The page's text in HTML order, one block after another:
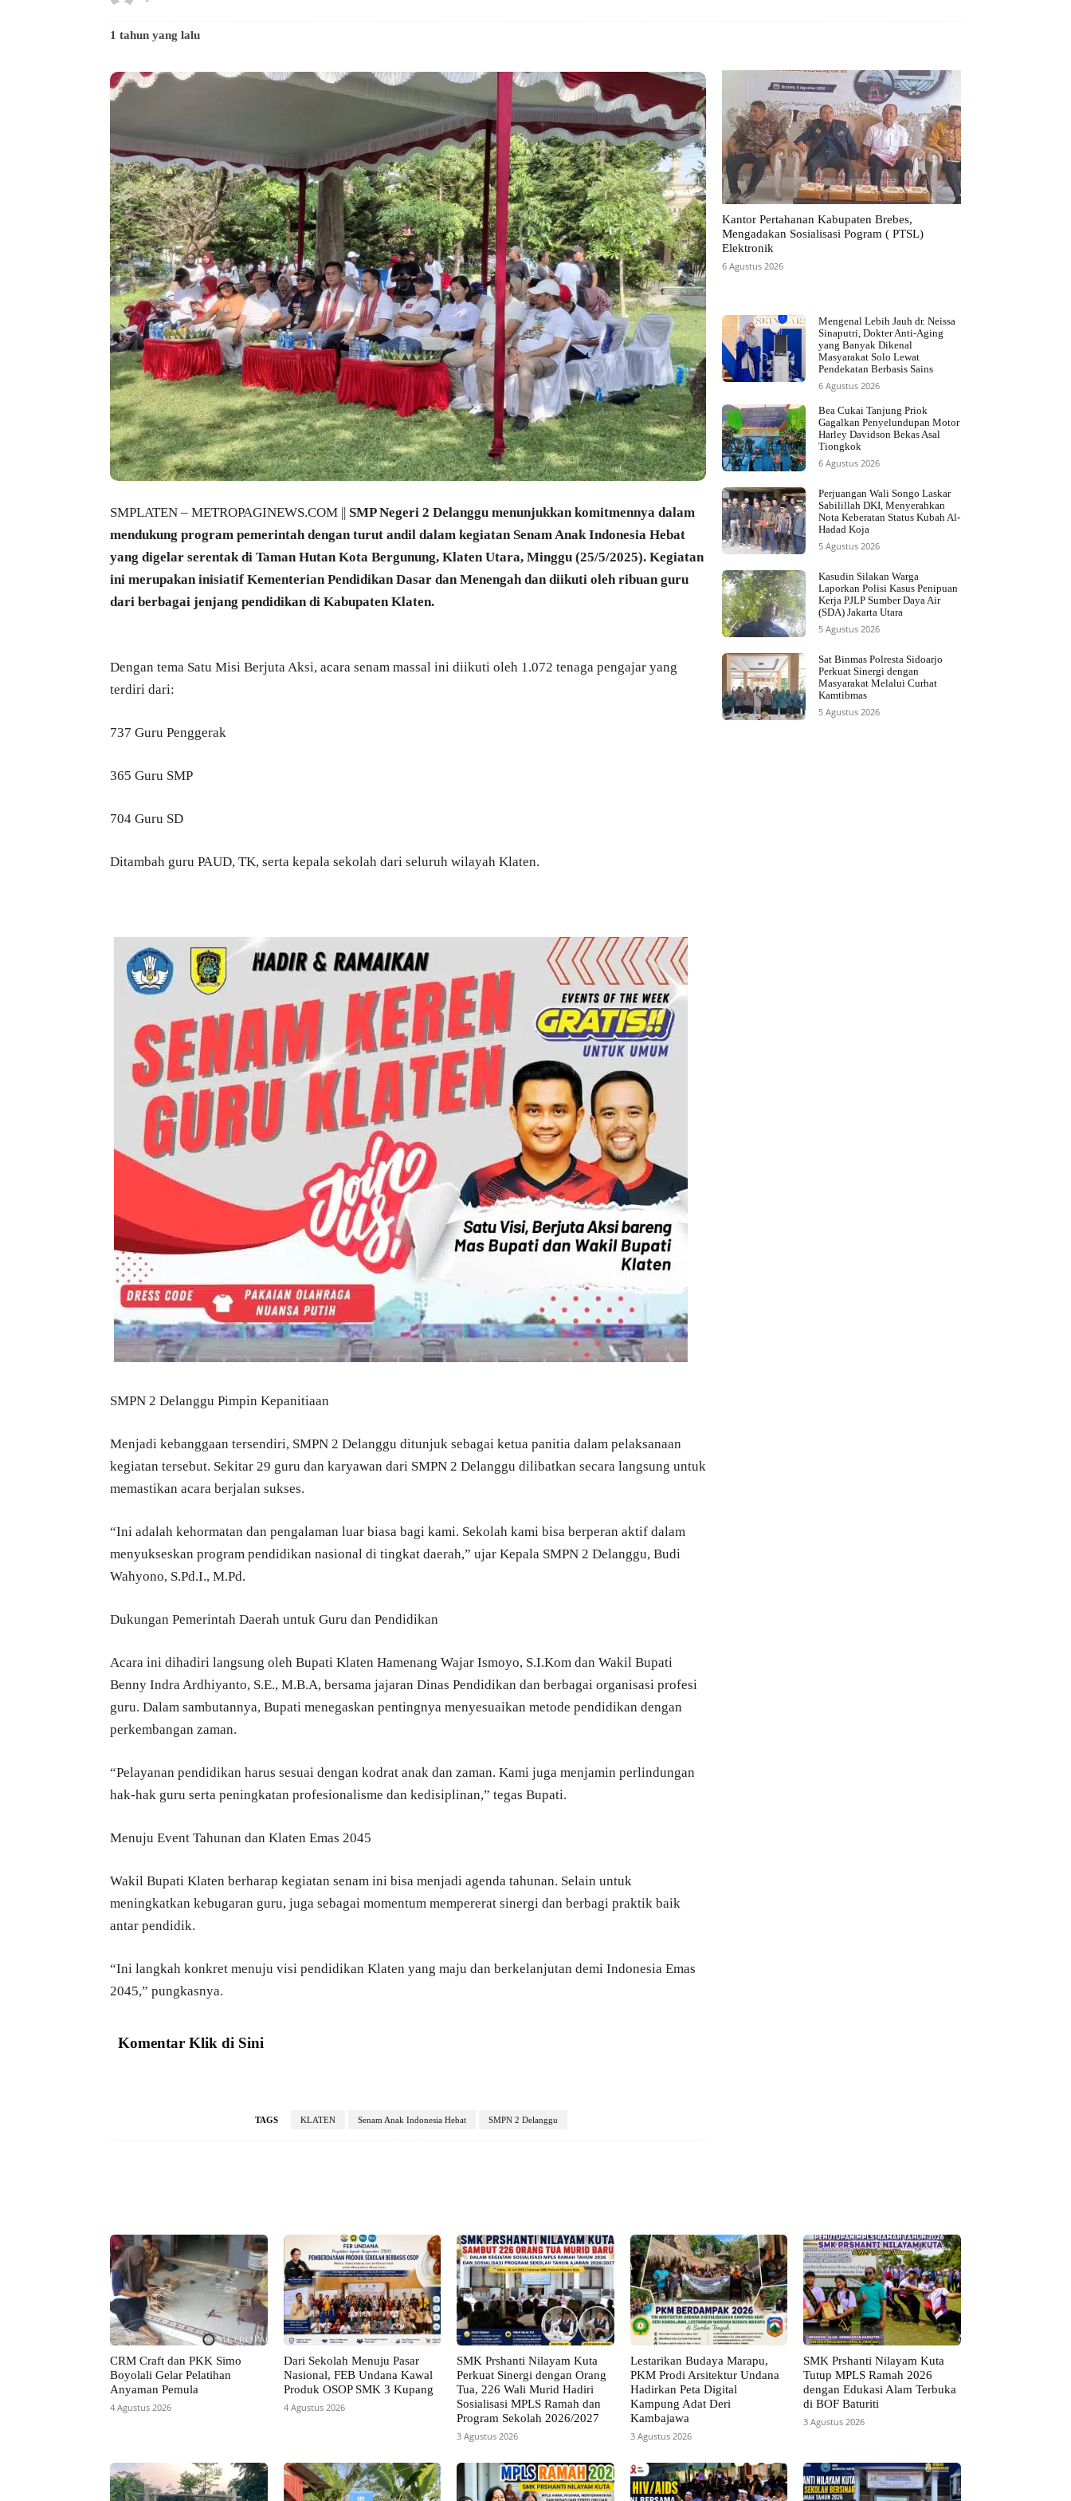
1 tahun yang lalu
SMPLATEN – METROPAGINEWS.COM || SMP Negeri 2 Delanggu menunjukkan komitmennya dalam
mendukung program pemerintah dengan turut andil dalam kegiatan Senam Anak Indonesia Hebat
yang digelar serentak di Taman Hutan Kota Bergunung, Klaten Utara, Minggu (25/5/2025). Kegiatan
ini merupakan inisiatif Kementerian Pendidikan Dasar dan Menengah dan diikuti oleh ribuan guru
dari berbagai jenjang pendidikan di Kabupaten Klaten.
Dengan tema Satu Misi Berjuta Aksi, acara senam massal ini diikuti oleh 1.072 tenaga pengajar yang
terdiri dari:
737 Guru Penggerak
365 Guru SMP
704 Guru SD
Ditambah guru PAUD, TK, serta kepala sekolah dari seluruh wilayah Klaten.
SMPN 2 Delanggu Pimpin Kepanitiaan
Menjadi kebanggaan tersendiri, SMPN 2 Delanggu ditunjuk sebagai ketua panitia dalam pelaksanaan
kegiatan tersebut. Sekitar 29 guru dan karyawan dari SMPN 2 Delanggu dilibatkan secara langsung untuk
memastikan acara berjalan sukses.
“Ini adalah kehormatan dan pengalaman luar biasa bagi kami. Sekolah kami bisa berperan aktif dalam
menyukseskan program pendidikan nasional di tingkat daerah,” ujar Kepala SMPN 2 Delanggu, Budi
Wahyono, S.Pd.I., M.Pd.
Dukungan Pemerintah Daerah untuk Guru dan Pendidikan
Acara ini dihadiri langsung oleh Bupati Klaten Hamenang Wajar Ismoyo, S.I.Kom dan Wakil Bupati
Benny Indra Ardhiyanto, S.E., M.B.A, bersama jajaran Dinas Pendidikan dan berbagai organisasi profesi
guru. Dalam sambutannya, Bupati menegaskan pentingnya menyesuaikan metode pendidikan dengan
perkembangan zaman.
“Pelayanan pendidikan harus sesuai dengan kodrat anak dan zaman. Kami juga menjamin perlindungan
hak-hak guru serta peningkatan profesionalisme dan kedisiplinan,” tegas Bupati.
Menuju Event Tahunan dan Klaten Emas 2045
Wakil Bupati Klaten berharap kegiatan senam ini bisa menjadi agenda tahunan. Selain untuk
meningkatkan kebugaran guru, juga sebagai momentum mempererat sinergi dan berbagi praktik baik
antar pendidik.
“Ini langkah konkret menuju visi pendidikan Klaten yang maju dan berkelanjutan demi Indonesia Emas
2045,” pungkasnya.
Komentar Klik di Sini
TAGS KLATEN Senam Anak Indonesia Hebat SMPN 2 Delanggu
Kantor Pertahanan Kabupaten Brebes,
Mengadakan Sosialisasi Pogram ( PTSL)
Elektronik
6 Agustus 2026
Mengenal Lebih Jauh dr. Neissa
Sinaputri, Dokter Anti-Aging
yang Banyak Dikenal
Masyarakat Solo Lewat
Pendekatan Berbasis Sains
6 Agustus 2026
Bea Cukai Tanjung Priok
Gagalkan Penyelundupan Motor
Harley Davidson Bekas Asal
Tiongkok
6 Agustus 2026
Perjuangan Wali Songo Laskar
Sabilillah DKI, Menyerahkan
Nota Keberatan Status Kubah Al-
Hadad Koja
5 Agustus 2026
Kasudin Silakan Warga
Laporkan Polisi Kasus Penipuan
Kerja PJLP Sumber Daya Air
(SDA) Jakarta Utara
5 Agustus 2026
Sat Binmas Polresta Sidoarjo
Perkuat Sinergi dengan
Masyarakat Melalui Curhat
Kamtibmas
5 Agustus 2026
CRM Craft dan PKK Simo
Boyolali Gelar Pelatihan
Anyaman Pemula
4 Agustus 2026
Dari Sekolah Menuju Pasar
Nasional, FEB Undana Kawal
Produk OSOP SMK 3 Kupang
4 Agustus 2026
SMK Prshanti Nilayam Kuta
Perkuat Sinergi dengan Orang
Tua, 226 Wali Murid Hadiri
Sosialisasi MPLS Ramah dan
Program Sekolah 2026/2027
3 Agustus 2026
Lestarikan Budaya Marapu,
PKM Prodi Arsitektur Undana
Hadirkan Peta Digital
Kampung Adat Deri
Kambajawa
3 Agustus 2026
SMK Prshanti Nilayam Kuta
Tutup MPLS Ramah 2026
dengan Edukasi Alam Terbuka
di BOF Baturiti
3 Agustus 2026